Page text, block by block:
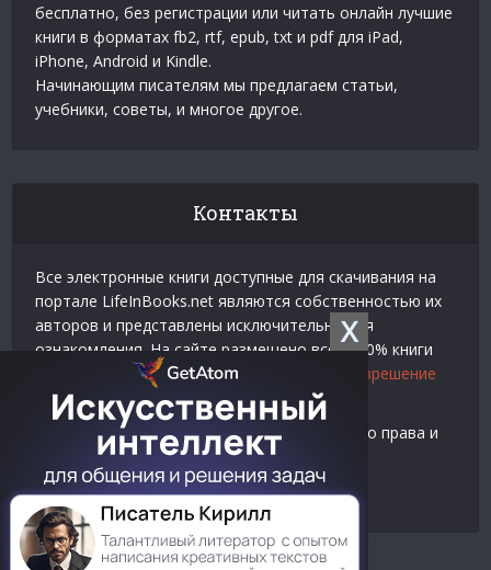
X
бесплатно, без регистрации или читать онлайн лучшие
книги в форматах fb2, rtf, epub, txt и pdf для iPad,
iPhone, Android и Kindle.
Начинающим писателям мы предлагаем статьи,
учебники, советы, и многое другое.
Контакты
Все электронные книги доступные для скачивания на
портале LifeInBooks.net являются собственностью их
авторов и представлены исключительно для
ознакомления. На сайте размещено всего 20% книги
взятой у нашего партнера Официальное разрешение
на использование материалов Litres.
Контакты для связи по вопросам авторского права и
рекламы:
E-mail:admin@lifeinbooks.net